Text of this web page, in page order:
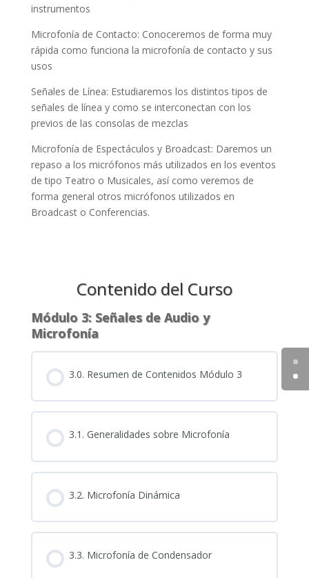
instrumentos
Microfonía de Contacto: Conoceremos de forma muy
rápida como funciona la microfonía de contacto y sus
usos
Señales de Línea: Estudiaremos los distintos tipos de
señales de línea y como se interconectan con los
previos de las consolas de mezclas
Microfonía de Espectáculos y Broadcast: Daremos un
repaso a los micrófonos más utilizados en los eventos
de tipo Teatro o Musicales, así como veremos de
forma general otros micrófonos utilizados en
Broadcast o Conferencias.
Contenido del Curso
Módulo 3: Señales de Audio y
Microfonía
3.0. Resumen de Contenidos Módulo 3
3.1. Generalidades sobre Microfonía
3.2. Microfonía Dinámica
3.3. Microfonía de Condensador